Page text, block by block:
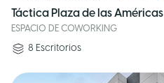
Táctica Plaza de las Américas
ESPACIO DE COWORKING
8 Escritorios